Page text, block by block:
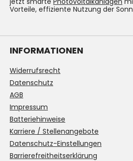
Vorteile, effiziente Nutzung der
INFORMATIONEN
Widerrufsrecht
Datenschutz
AGB
Impressum
Batteriehinweise
Karriere / Stellenangebote
Datenschutz-Einstellungen
Barrierefreitheitserklärung